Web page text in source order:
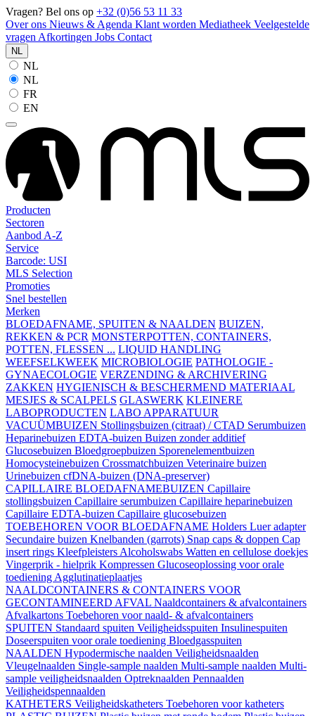
Vragen? Bel ons op +32 (0)56 53 11 33
Over ons Nieuws & Agenda Klant worden Mediatheek Veelgestelde
vragen Afkortingen Jobs Contact
NL
NL
NL
FR
EN
Producten
Sectoren
Aanbod A-Z
Service
Barcode: USI
MLS Selection
Promoties
Snel bestellen
Merken
BLOEDAFNAME, SPUITEN & NAALDEN BUIZEN,
REKKEN & PCR MONSTERPOTTEN, CONTAINERS,
POTTEN, FLESSEN ... LIQUID HANDLING
WEEFSELKWEEK MICROBIOLOGIE PATHOLOGIE -
GYNAECOLOGIE VERZENDING & ARCHIVERING
ZAKKEN HYGIENISCH & BESCHERMEND MATERIAAL
MESJES & SCALPELS GLASWERK KLEINERE
LABOPRODUCTEN LABO APPARATUUR
VACUÜMBUIZEN Stollingsbuizen (citraat) / CTAD Serumbuizen
Heparinebuizen EDTA-buizen Buizen zonder additief
Glucosebuizen Bloedgroepbuizen Sporenelementbuizen
Homocysteinebuizen Crossmatchbuizen Veterinaire buizen
Urinebuizen cfDNA-buizen (DNA-preserver)
CAPILLAIRE BLOEDAFNAMEBUIZEN Capillaire
stollingsbuizen Capillaire serumbuizen Capillaire heparinebuizen
Capillaire EDTA-buizen Capillaire glucosebuizen
TOEBEHOREN VOOR BLOEDAFNAME Holders Luer adapter
Secundaire buizen Knelbanden (garrots) Snap caps & doppen Cap
insert rings Kleefpleisters Alcoholswabs Watten en cellulose doekjes
Vingerprik - hielprik Kompressen Glucoseoplossing voor orale
toediening Agglutinatieplaatjes
NAALDCONTAINERS & CONTAINERS VOOR
GECONTAMINEERD AFVAL Naaldcontainers & afvalcontainers
Afvalkartons Toebehoren voor naald- & afvalcontainers
SPUITEN Standaard spuiten Veiligheidsspuiten Insulinespuiten
Doseerspuiten voor orale toediening Bloedgasspuiten
NAALDEN Hypodermische naalden Veiligheidsnaalden
Vleugelnaalden Single-sample naalden Multi-sample naalden Multi-
sample veiligheidsnaalden Optreknaalden Pennaalden
Veiligheidspennaalden
KATHETERS Veiligheidskatheters Toebehoren voor katheters